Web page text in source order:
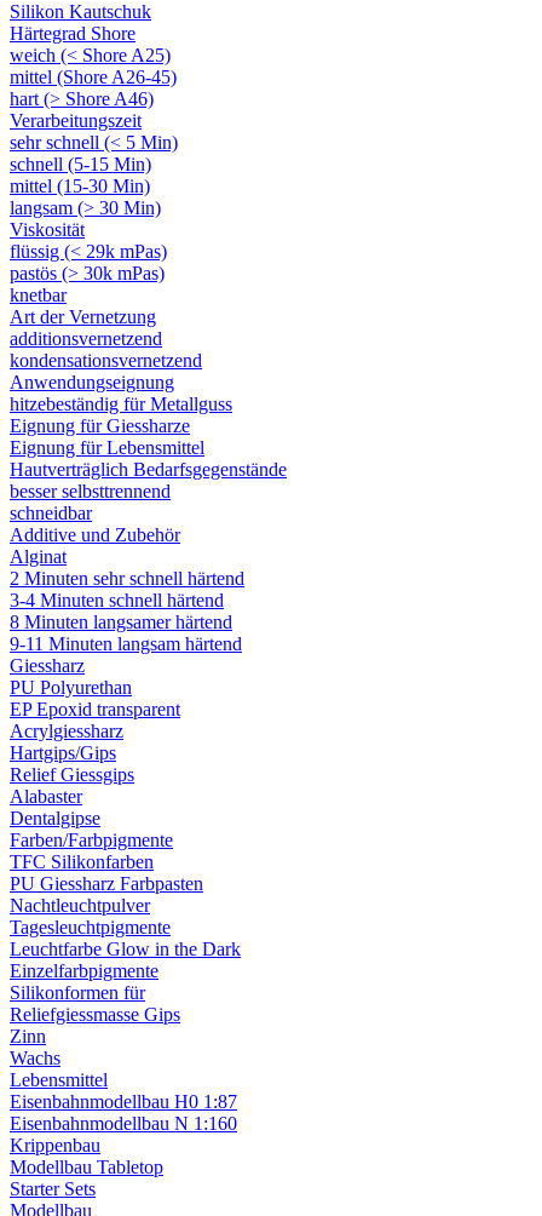
Silikon Kautschuk
Härtegrad Shore
weich (< Shore A25)
mittel (Shore A26-45)
hart (> Shore A46)
Verarbeitungszeit
sehr schnell (< 5 Min)
schnell (5-15 Min)
mittel (15-30 Min)
langsam (> 30 Min)
Viskosität
flüssig (< 29k mPas)
pastös (> 30k mPas)
knetbar
Art der Vernetzung
additionsvernetzend
kondensationsvernetzend
Anwendungseignung
hitzebeständig für Metallguss
Eignung für Giessharze
Eignung für Lebensmittel
Hautverträglich Bedarfsgegenstände
besser selbsttrennend
schneidbar
Additive und Zubehör
Alginat
2 Minuten sehr schnell härtend
3-4 Minuten schnell härtend
8 Minuten langsamer härtend
9-11 Minuten langsam härtend
Giessharz
PU Polyurethan
EP Epoxid transparent
Acrylgiessharz
Hartgips/Gips
Relief Giessgips
Alabaster
Dentalgipse
Farben/Farbpigmente
TFC Silikonfarben
PU Giessharz Farbpasten
Nachtleuchtpulver
Tagesleuchtpigmente
Leuchtfarbe Glow in the Dark
Einzelfarbpigmente
Silikonformen für
Reliefgiessmasse Gips
Zinn
Wachs
Lebensmittel
Eisenbahnmodellbau H0 1:87
Eisenbahnmodellbau N 1:160
Krippenbau
Modellbau Tabletop
Starter Sets
Modellbau